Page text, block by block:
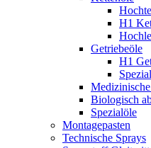
H1
Getriebeöle
H1
Biologisch
Spezialöle
Montagepasten
Technische Sprays